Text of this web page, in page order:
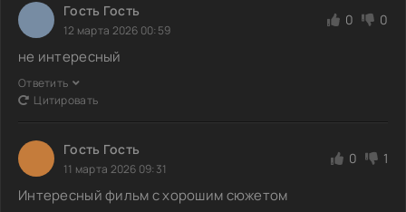
Гость Гость
12 марта 2026 00:59
0 0
не интересный
Ответить
Цитировать
Гость Гость
11 марта 2026 09:31
0 1
Интересный фильм с хорошим сюжетом